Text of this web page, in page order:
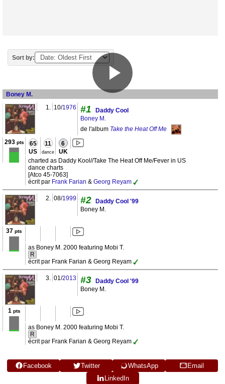
Sort by:
Boney M.
1. 10/1976 #1
Daddy Cool
Boney M.
de l'album Take the Heat Off Me
293pts 65
US
11
dance
6
UK
charted as Daddy Kool//Take The Heat Off Me/Fever in US
dance charts
[Atco 45-7063]
écrit par Frank Farian & Georg Reyam
2. 08/1999 #2 Daddy Cool '99
Boney M.
37 pts
as Boney M. 2000 featuring Mobi T.
R
écrit par Frank Farian & Georg Reyam
3. 01/2013 #3 Daddy Cool '99
Boney M.
1 pts
as Boney M. 2000 featuring Mobi T.
R
écrit par Frank Farian & Georg Reyam
Facebook Twitter WhatsApp
Email
LinkedIn